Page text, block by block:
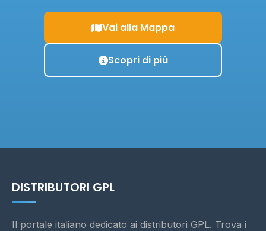
Vai alla Mappa
Scopri di più
DISTRIBUTORI GPL
Il portale italiano dedicato ai distributori GPL. Trova i